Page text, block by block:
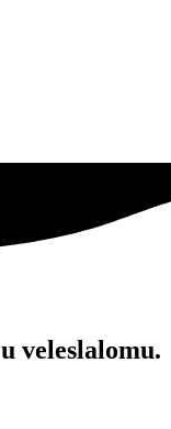
veleslalomu.